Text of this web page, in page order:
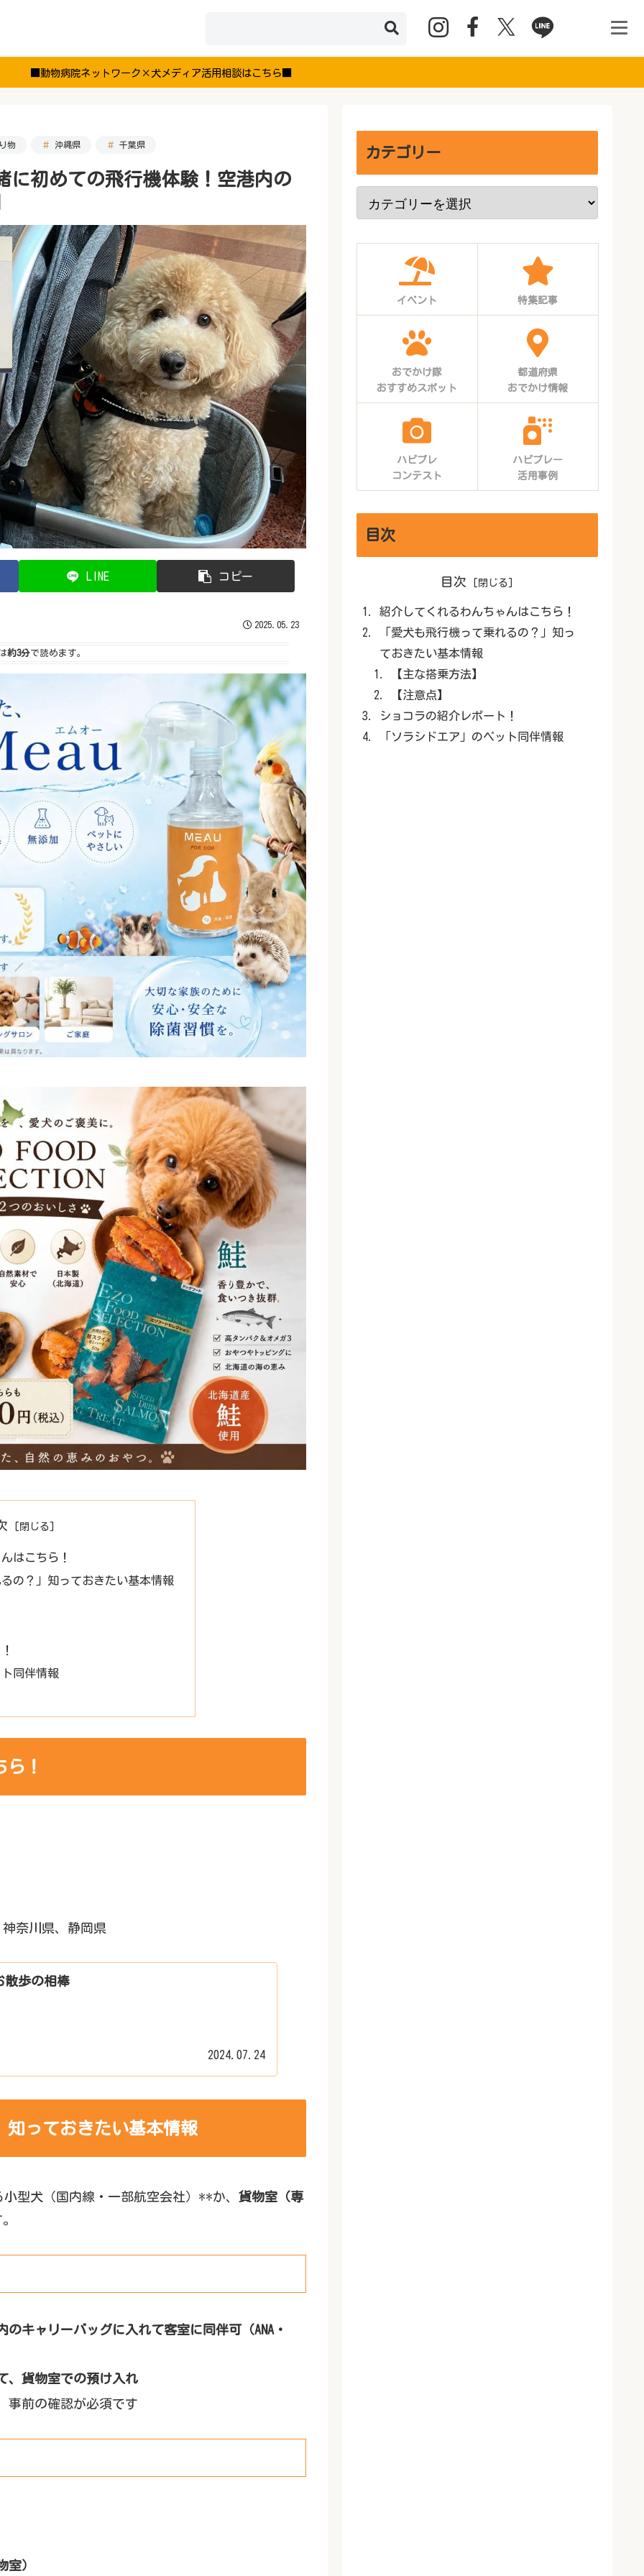
■動物病院ネットワーク×犬メディア活用相談はこちら■
物 沖縄県 千葉県
に初めての飛行機体験！空港内の
LINE コピー
2025.05.23
約3分で読めます。
はこちら！
の？」知っておきたい基本情報
同伴情報
！
奈川県、静岡県
散歩の相棒
2024.07.24
知っておきたい基本情報
型犬（国内線・一部航空会社）**か、 貨物室（専
キャリーバッグに入れて客室に同伴可（ANA・
、貨物室での預け入れ
事前の確認が必須です
）
カテゴリー
イベント 特集記事
おでかけ隊
おすすめスポット
都道府県
おでかけ情報
ハピプレ
コンテスト
ハピプレー
活用事例
目次
目次
紹介してくれるわんちゃんはこちら！
「愛犬も飛行機って乗れるの？」知っ
ておきたい基本情報
【主な搭乗方法】
【注意点】
ショコラの紹介レポート！
「ソラシドエア」のペット同伴情報